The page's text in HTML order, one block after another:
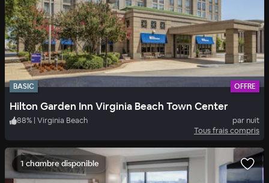
BASIC OFFRE
Hilton Garden Inn Virginia Beach Town Center
88% | Virginia Beach
par nuit
Tous frais compris
1 chambre disponible